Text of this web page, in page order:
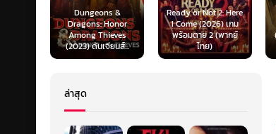
Ready or Not 2: Here
I Come (2026) เกม
พร้อมตาย 2 (พากย์
ไทย)
Now You See Me:
Now You Don’t
(2025) อาชญากลปล้น
โลก...
ล่าสุด